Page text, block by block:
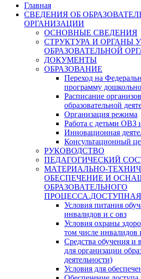
Главная
СВЕДЕНИЯ ОБ
ОРГАНИЗАЦИИ
ОСНОВНЫЕ СВЕДЕНИЯ
СТРУКТУРА И ОРГАНЫ
ОБРАЗОВАТЕЛЬНОЙ
ДОКУМЕНТЫ
ОБРАЗОВАНИЕ
Переход на
программу
Расписание
образовательной
Организация режима
Работа с детьми ОВЗ
Инновационная
Консультационный
РУКОВОДСТВО
ПЕДАГОГИЧЕСКИЙ
МАТЕРИАЛЬНО-
ОБЕСПЕЧЕНИЕ И
ОБРАЗОВАТЕЛЬНОГО
Условия питания
инвалидов и с овз
Условия охраны
том числе инвалидов
Средства обучения и
для организации
деятельности)
Условия для